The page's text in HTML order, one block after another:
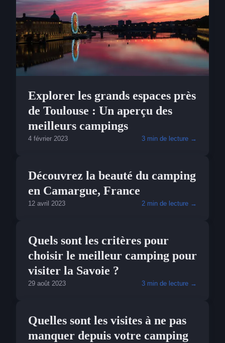
Explorer les grands espaces près
de Toulouse : Un aperçu des
meilleurs campings
4 février 2023 3 min de lecture →
Découvrez la beauté du camping
en Camargue, France
12 avril 2023 2 min de lecture →
Quels sont les critères pour
choisir le meilleur camping pour
visiter la Savoie ?
29 août 2023 3 min de lecture →
Quelles sont les visites à ne pas
manquer depuis votre camping